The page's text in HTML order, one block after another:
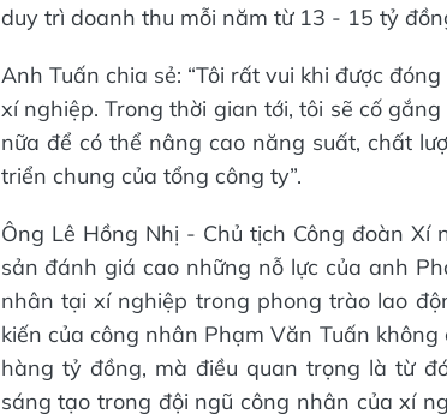
duy trì doanh thu mỗi năm từ 13 - 15 tỷ
Anh Tuấn chia sẻ: “Tôi rất vui khi được
xí nghiệp. Trong thời gian tới, tôi sẽ cố
nữa để có thể nâng cao năng suất, chất
triển chung của tổng công ty”.
Ông Lê Hồng Nhị - Chủ tịch Công đoàn Xí
sản đánh giá cao những nỗ lực của anh
nhân tại xí nghiệp trong phong trào lao
kiến của công nhân Phạm Văn Tuấn
hàng tỷ đồng, mà điều quan trọng là từ
sáng tạo trong đội ngũ công nhân của xí